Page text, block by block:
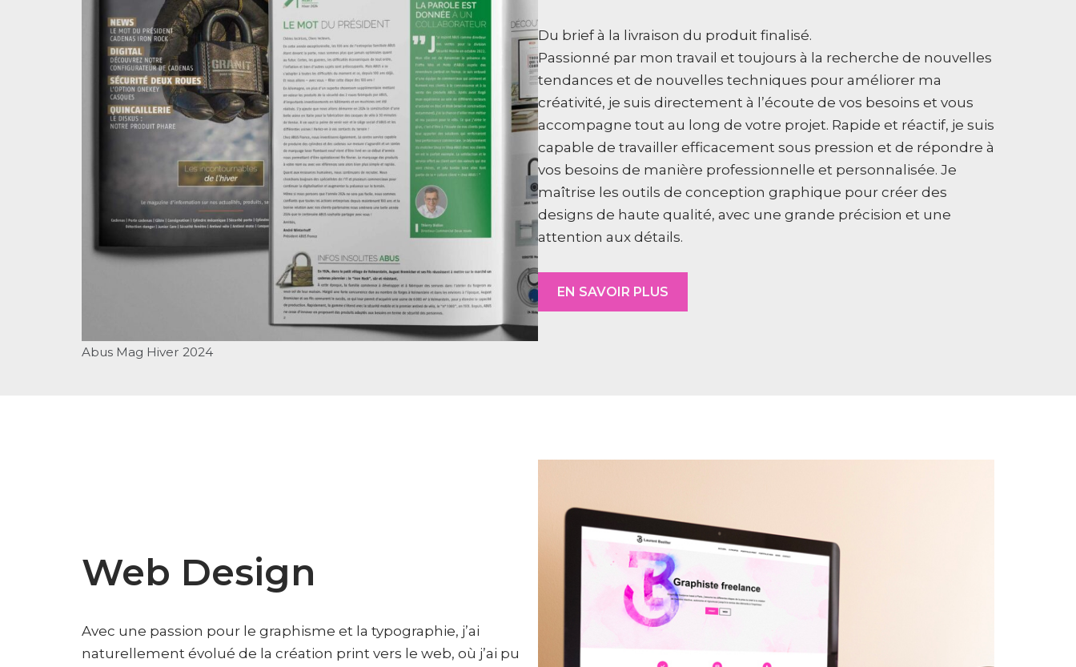
Abus Mag Hiver 2024
Du brief à la livraison du produit finalisé.
Passionné par mon travail et toujours à la recherche de nouvelles
tendances et de nouvelles techniques pour améliorer ma
créativité, je suis directement à l’écoute de vos besoins et vous
accompagne tout au long de votre projet. Rapide et réactif, je suis
capable de travailler efficacement sous pression et de répondre à
vos besoins de manière professionnelle et personnalisée. Je
maîtrise les outils de conception graphique pour créer des
designs de haute qualité, avec une grande précision et une
attention aux détails.
EN SAVOIR PLUS
Web Design
Avec une passion pour le graphisme et la typographie, j’ai
naturellement évolué de la création print vers le web, où j’ai pu